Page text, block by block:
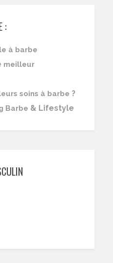
:
à barbe
meilleur
soins à barbe ?
Barbe & Lifestyle